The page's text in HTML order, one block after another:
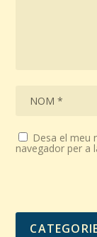
Desa el meu
navegador per a